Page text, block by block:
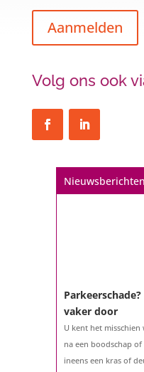
Aanmelden
Volg ons ook
Nieuwsberichten
vaker door
U kent het
na een boodschap
ineens een kras of